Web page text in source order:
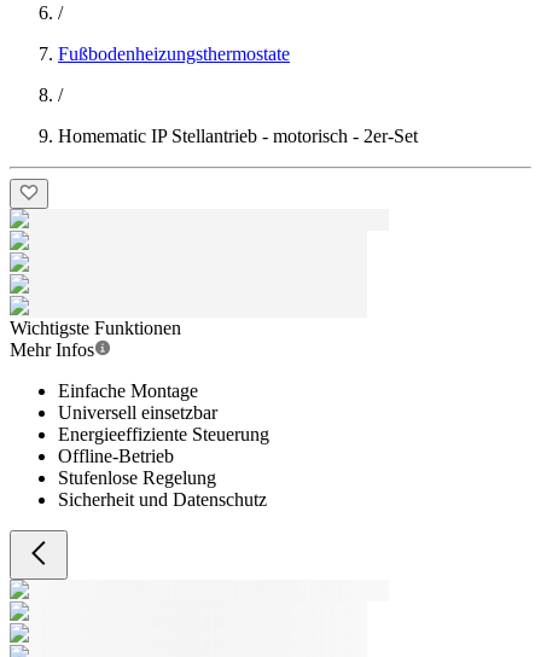
/
Fußbodenheizungsthermostate
/
Homematic IP Stellantrieb - motorisch - 2er-Set
Wichtigste Funktionen
Mehr Infos
Einfache Montage
Universell einsetzbar
Energieeffiziente Steuerung
Offline-Betrieb
Stufenlose Regelung
Sicherheit und Datenschutz